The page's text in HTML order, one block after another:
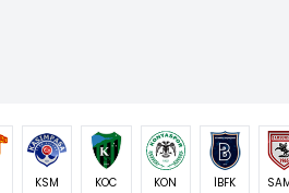
KSM KOC KON İBFK